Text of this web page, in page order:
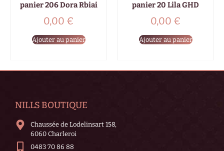
panier 206 Dora Rbiai
0,00 €
Ajouter au panier
panier 20 Lila GHD
0,00 €
Ajouter au panier
NILLS BOUTIQUE
Chaussée de Lodelinsart 158,
6060 Charleroi
0483 70 86 88